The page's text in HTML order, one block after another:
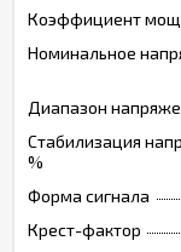
Коэффициент
Номинальное
Диапазон
Стабилизация
%
Форма сигнала
Крест-фактор